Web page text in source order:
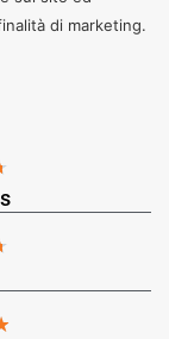
di marketing.